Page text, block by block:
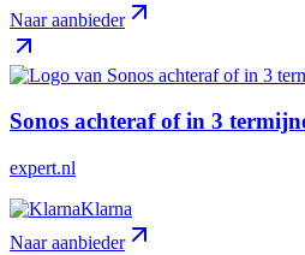
Naar aanbieder
Sonos achteraf of in 3
expert.nl
Klarna
Naar aanbieder